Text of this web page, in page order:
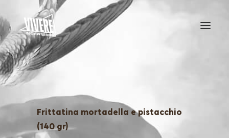
HOME
MENU
Frittatina mortadella e pistacchio
(140 gr)